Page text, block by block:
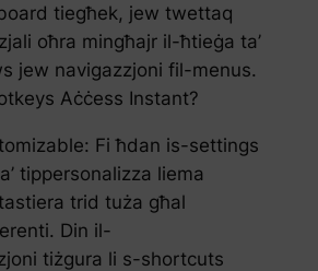
tiegħek, jew twettaq
oħra mingħajr il-ħtieġa ta’
jew navigazzjoni fil-menus.
Aċċess Instant?
Fi ħdan is-settings
tippersonalizza liema
trid tuża għal
Din il-
tiżgura li s-shortcuts